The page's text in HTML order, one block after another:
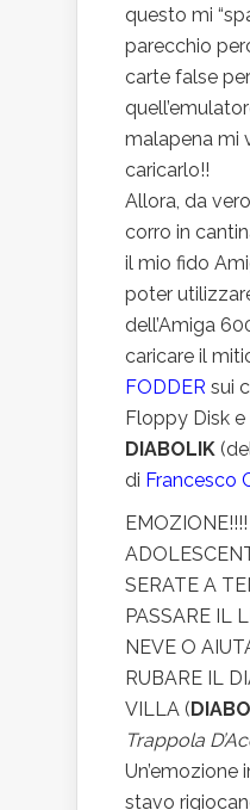
questo mi
parecchio
carte false
malapena mi
caricarlo!!
Allora, da
corro in
il mio fido
poter
dell’Amiga
caricare il
FODDER sui
Floppy Disk e
DIABOLIK
di Francesco
SERATE A
PASSARE IL
NEVE O
RUBARE IL
VILLA (
Trappola
Un’emozione
stavo